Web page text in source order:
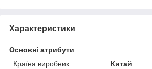
Характеристики
Основні атрибути
Країна виробник
Китай